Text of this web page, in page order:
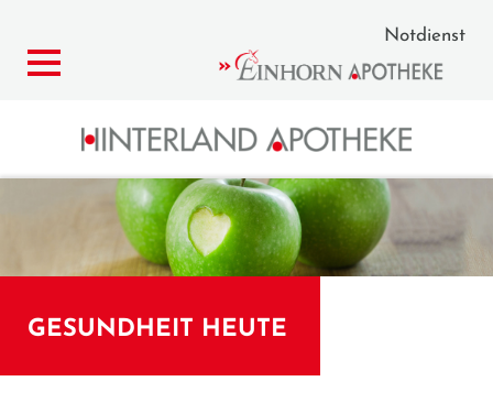
Notdienst
GESUNDHEIT HEUTE